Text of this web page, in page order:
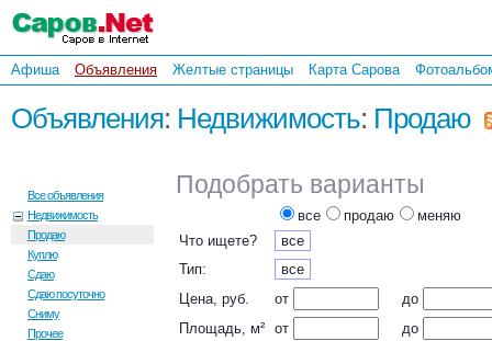
Афиша Объявления Желтые страницы Карта Сарова
Объявления: Недвижимость: Продаю
Все объявления
Недвижимость
Продаю
Куплю
Сдаю
Сдаю посуточно
Сниму
Прочее
Подобрать варианты
все продаю
меняю
Что ищете?
все
Тип:
все
Цена, руб.
от
до
Площадь, м² от
до